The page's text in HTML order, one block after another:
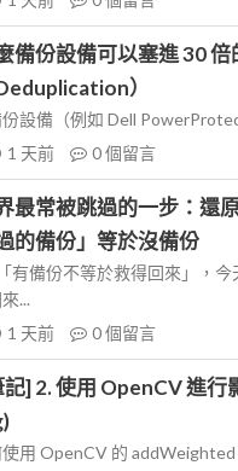
備份設備可以塞進 30
）
設備（例如 Dell
1 天前 0個留言
最常被跳過的一步：還
的備份」等於沒備份
有備份不等於救得回來」，今
...
1 天前 0個留言
] 2. 使用 OpenCV 進行
用 OpenCV 的 addWeighted